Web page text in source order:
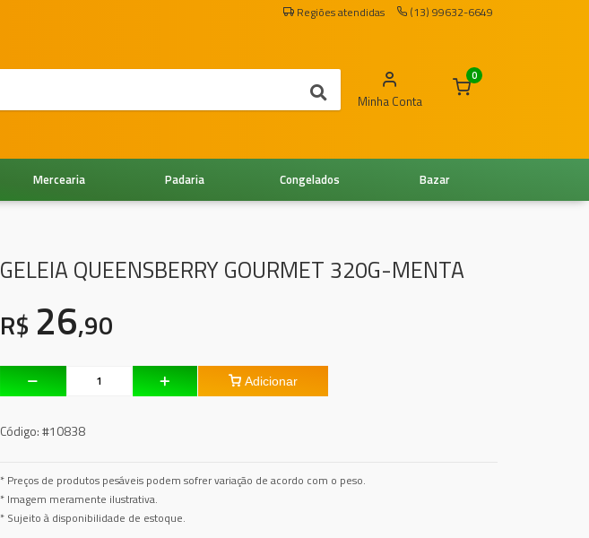
Regiões atendidas (13) 99632-6649
Minha Conta
0
Bazar
Congelados
Padaria
Mercearia
GELEIA QUEENSBERRY GOURMET 320G-MENTA
R$ 26,90
Adicionar
Código:#10838
* Preços de produtos pesáveis podem sofrer variação de acordo com o peso.
* Imagem meramente ilustrativa.
* Sujeito à disponibilidade de estoque.